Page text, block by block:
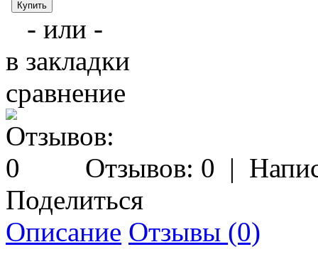
- или -
в закладки
сравнение
Отзывов: 0 |
Поделиться
Описание Отзывы (0)